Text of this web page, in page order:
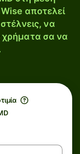
αποτελεί
να
χρήματα σα να